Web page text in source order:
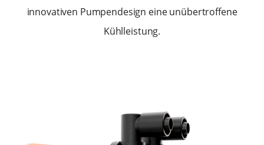
innovativen Pumpendesign eine unübertroffene
Kühlleistung.